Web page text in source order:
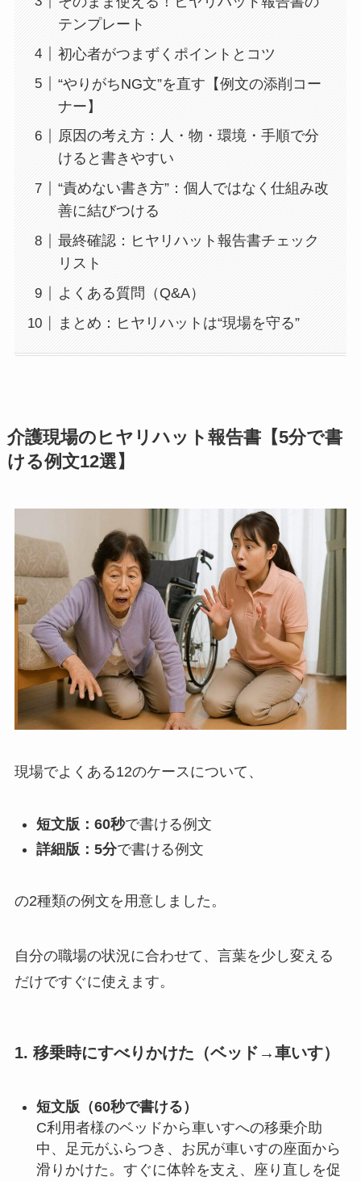
テンプレート
初心者がつまずくポイントとコツ
“やりがちNG文”を直す【例文の添削コー
ナー】
原因の考え方：人・物・環境・手順で分
けると書きやすい
“責めない書き方”：個人ではなく仕組み改
善に結びつける
最終確認：ヒヤリハット報告書チェック
リスト
よくある質問（Q&A）
まとめ：ヒヤリハットは“現場を守る”
介護現場のヒヤリハット報告書【5分で書
ける例文12選】
現場でよくある12のケースについて、
短文版：60秒で書ける例文
詳細版：5分で書ける例文
の2種類の例文を用意しました。
自分の職場の状況に合わせて、言葉を少し変える
だけですぐに使えます。
1. 移乗時にすべりかけた（ベッド→車いす）
短文版（60秒で書ける）
C利用者様のベッドから車いすへの移乗介助
中、足元がふらつき、お尻が車いすの座面から
滑りかけた。すぐに体幹を支え、座り直しを促